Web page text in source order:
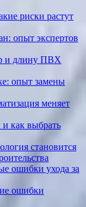
риски растут
опыт экспертов
и длину ПВХ
опыт замены
меняет
как выбрать
становится
ошибки ухода за
ошибки